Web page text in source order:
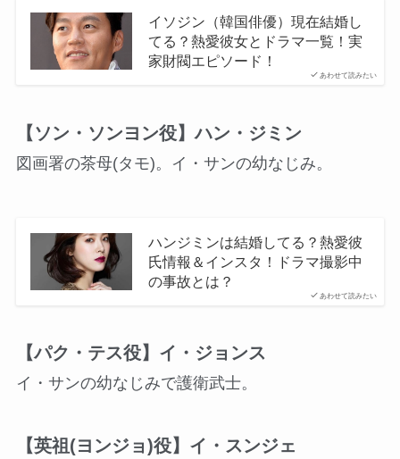
あわせて読みたい
イソジン（韓国俳優）現在結婚し
てる？熱愛彼女とドラマ一覧！実
家財閥エピソード！
【ソン・ソンヨン役】ハン・ジミン
図画署の茶母(タモ)。イ・サンの幼なじみ。
あわせて読みたい
ハンジミンは結婚してる？熱愛彼
氏情報＆インスタ！ドラマ撮影中
の事故とは？
【パク・テス役】イ・ジョンス
イ・サンの幼なじみで護衛武士。
【英祖(ヨンジョ)役】イ・スンジェ